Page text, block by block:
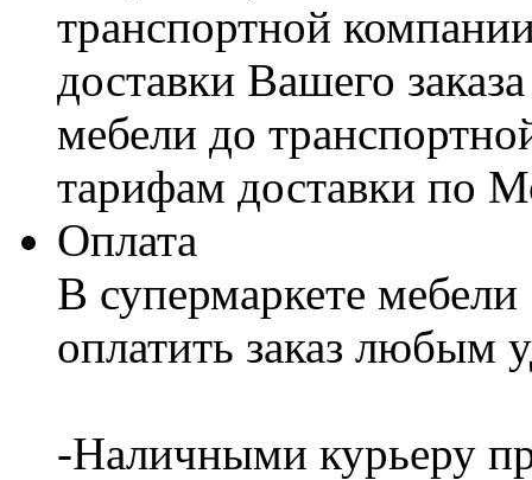
транспортной
доставки Вашего
мебели до
тарифам доставки по
Оплата
В супермаркете
оплатить заказ любым
-Наличными курьеру